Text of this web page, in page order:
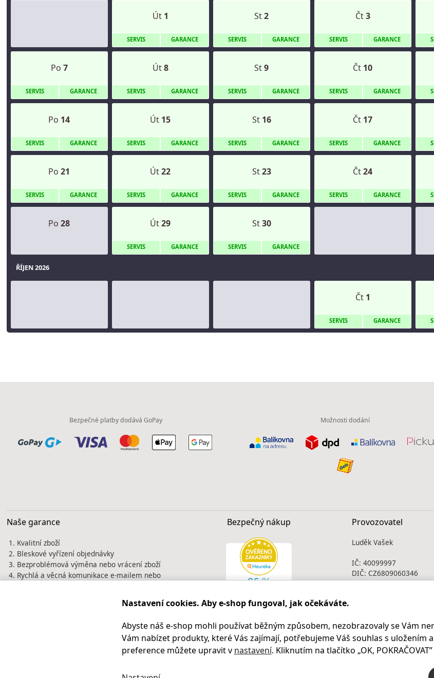
Út1
SERVIS GARANCE
St2
SERVIS GARANCE
Čt3
SERVIS GARANCE S
Po 7
SERVIS GARANCE
Út8
SERVIS GARANCE
St9
SERVIS GARANCE
Čt 10
SERVIS GARANCE S
Po 14
SERVIS GARANCE
Út 15
SERVIS GARANCE
St16
SERVIS GARANCE
Čt 17
SERVIS GARANCE S
Po 21
SERVIS GARANCE
Út22
SERVIS GARANCE
St23
SERVIS GARANCE
Čt24
SERVIS GARANCE S
Po 28 Út29
SERVIS GARANCE
St30
SERVIS GARANCE
ŘÍJEN 2026
Čt1
SERVIS GARANCE S
Bezpečné platby dodává GoPay Možnosti dodání
Naše garance
Kvalitní zboží
Bleskové vyřízení objednávky
Bezproblémová výměna nebo vrácení zboží
Rychlá a věcná komunikace e-mailem nebo
nejlepší vizitkou. Prověřte si nás před
Bezpečný nákup Provozovatel
Luděk Vašek
IČ: 40099997
DIČ: CZ6809060346
Kontakty
Kariéra
Nastavení cookies. Aby e-shop fungoval, jak očekáváte.
Abyste náš e-shop mohli používat běžným způsobem, nezobrazovaly se Vám
Vám nabízet produkty, které Vás zajímají, potřebujeme Váš souhlas s uložením
preference můžete upravit v nastavení. Kliknutím na tlačítko „OK, POKRAČOVAT